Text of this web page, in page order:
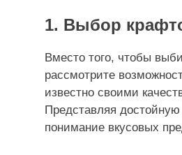
1. Выбор
Вместо того, чтобы
рассмотрите
известно своими
Представляя
понимание вкусовых